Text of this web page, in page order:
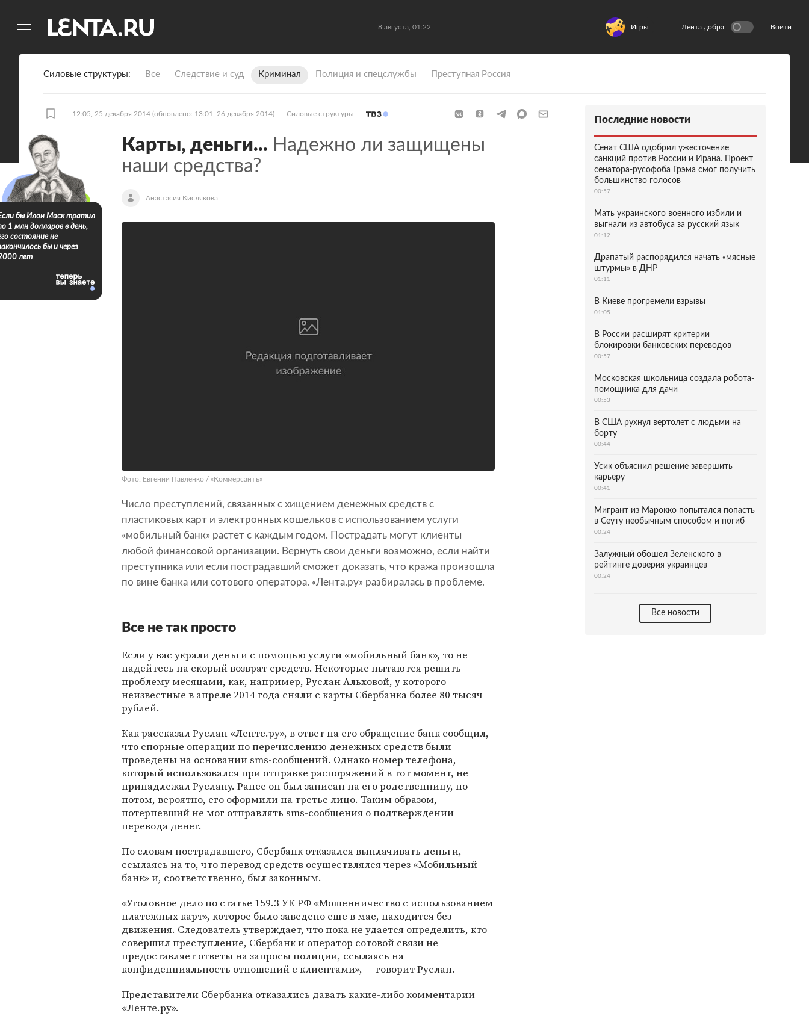
8 августа, 01:22 Игры Лента добра Войти
Силовые структуры Все Следствие и суд Криминал Полиция и спецслужбы Преступная Россия
12:05, 25 декабря 2014 (обновлено: 13:01, 26 декабря 2014) Силовые структуры
Карты, деньги... Надежно ли защищены
наши средства?
Анастасия Кислякова
Фото: Евгений Павленко / «Коммерсантъ»
Число преступлений, связанных с хищением денежных средств с
пластиковых карт и электронных кошельков с использованием услуги
«мобильный банк» растет с каждым годом. Пострадать могут клиенты
любой финансовой организации. Вернуть свои деньги возможно, если найти
преступника или если пострадавший сможет доказать, что кража произошла
по вине банка или сотового оператора. «Лента.ру» разбиралась в проблеме.
Все не так просто
Если у вас украли деньги с помощью услуги «мобильный банк», то не
надейтесь на скорый возврат средств. Некоторые пытаются решить
проблему месяцами, как, например, Руслан Альховой, у которого
неизвестные в апреле 2014 года сняли с карты Сбербанка более 80 тысяч
рублей.
Как рассказал Руслан «Ленте.ру», в ответ на его обращение банк сообщил,
что спорные операции по перечислению денежных средств были
проведены на основании sms-сообщений. Однако номер телефона,
который использовался при отправке распоряжений в тот момент, не
принадлежал Руслану. Ранее он был записан на его родственницу, но
потом, вероятно, его оформили на третье лицо. Таким образом,
потерпевший не мог отправлять sms-сообщения о подтверждении
перевода денег.
По словам пострадавшего, Сбербанк отказался выплачивать деньги,
ссылаясь на то, что перевод средств осуществлялся через «Мобильный
банк» и, соответственно, был законным.
«Уголовное дело по статье 159.3 УК РФ «Мошенничество с использованием
платежных карт», которое было заведено еще в мае, находится без
движения. Следователь утверждает, что пока не удается определить, кто
совершил преступление, Сбербанк и оператор сотовой связи не
предоставляет ответы на запросы полиции, ссылаясь на
конфиденциальность отношений с клиентами», — говорит Руслан.
Представители Сбербанка отказались давать какие-либо комментарии
«Ленте.ру».
бы Илон Маск тратил
1 млн долларов в день,
состояние не
бы и через
лет
Последние новости
Сенат США одобрил ужесточение
санкций против России и Ирана. Проект
сенатора-русофоба Грэма смог получить
большинство голосов
00:57
Мать украинского военного избили и
выгнали из автобуса за русский язык
01:12
Драпатый распорядился начать «мясные
штурмы» в ДНР
01:11
В Киеве прогремели взрывы
01:05
В России расширят критерии
блокировки банковских переводов
00:57
Московская школьница создала робота-
помощника для дачи
00:53
В США рухнул вертолет с людьми на
борту
00:44
Усик объяснил решение завершить
карьеру
00:41
Мигрант из Марокко попытался попасть
в Сеуту необычным способом и погиб
00:24
Залужный обошел Зеленского в
рейтинге доверия украинцев
00:24
Все новости